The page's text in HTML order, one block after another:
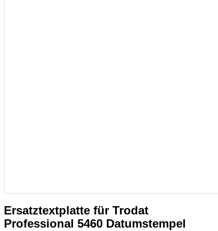
Ersatztextplatte für Trodat
Professional 5460 Datumstempel